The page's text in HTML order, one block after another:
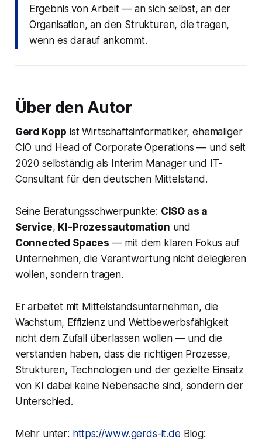
Ergebnis von Arbeit — an sich selbst, an der
Organisation, an den Strukturen, die tragen,
wenn es darauf ankommt.
Über den Autor
Gerd Kopp ist Wirtschaftsinformatiker, ehemaliger
CIO und Head of Corporate Operations — und seit
2020 selbständig als Interim Manager und IT-
Consultant für den deutschen Mittelstand.
Seine Beratungsschwerpunkte: CISO as a
Service, KI-Prozessautomation und
Connected Spaces — mit dem klaren Fokus auf
Unternehmen, die Verantwortung nicht delegieren
wollen, sondern tragen.
Er arbeitet mit Mittelstandsunternehmen, die
Wachstum, Effizienz und Wettbewerbsfähigkeit
nicht dem Zufall überlassen wollen — und die
verstanden haben, dass die richtigen Prozesse,
Strukturen, Technologien und der gezielte Einsatz
von KI dabei keine Nebensache sind, sondern der
Unterschied.
Mehr unter: https://www.gerds-it.de Blog: